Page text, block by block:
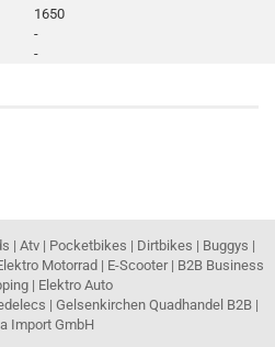
1650
-
-
| Atv | Pocketbikes | Dirtbikes | Buggys |
Motorrad | E-Scooter | B2B Business
| Elektro Auto
| Gelsenkirchen Quadhandel B2B |
Import GmbH